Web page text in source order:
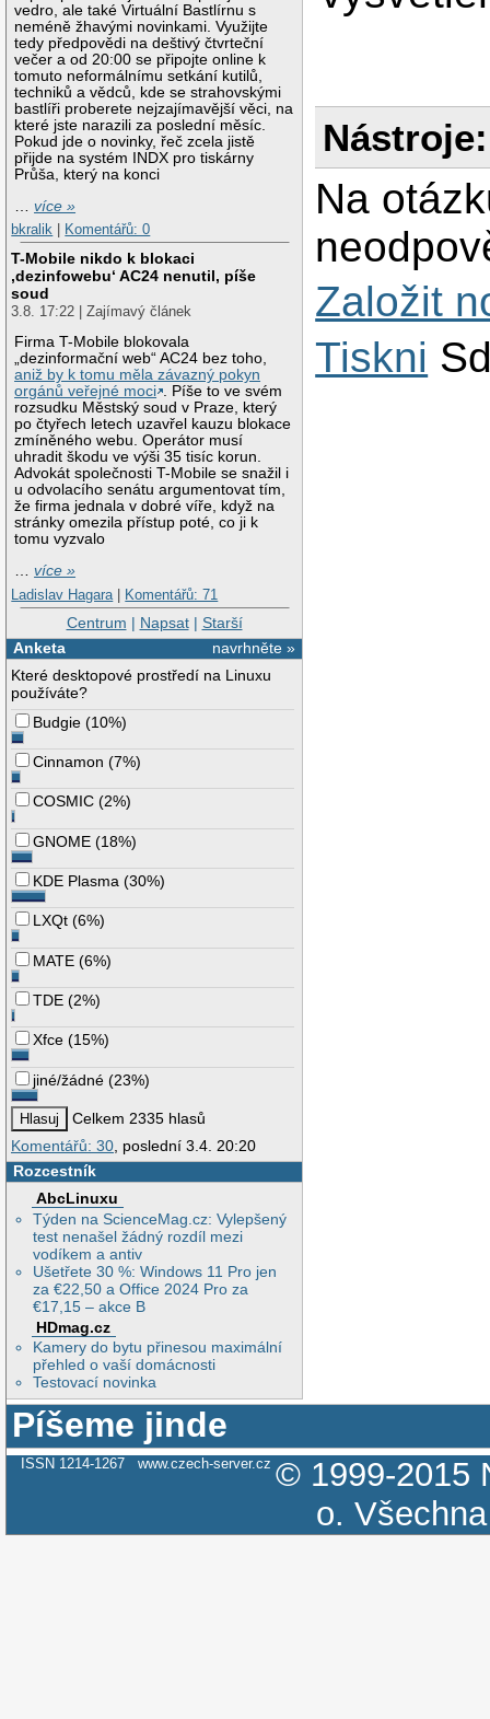
vedro, ale také Virtuální Bastlírnu s
neméně žhavými novinkami. Využijte
tedy předpovědi na deštivý čtvrteční
večer a od 20:00 se připojte online k
tomuto neformálnímu setkání kutilů,
techniků a vědců, kde se strahovskými
bastlíři proberete nejzajímavější věci, na
které jste narazili za poslední měsíc.
Pokud jde o novinky, řeč zcela jistě
přijde na systém INDX pro tiskárny
Průša, který na konci
…více »
bkralik
Komentářů: 0
T-Mobile nikdo k blokaci
‚dezinfowebu‘ AC24 nenutil, píše
soud
3.8. 17:22 | Zajímavý článek
Firma T-Mobile blokovala
„dezinformační web“ AC24 bez toho,
aniž by k tomu měla závazný pokyn
orgánů veřejné moci . Píše to ve svém
rozsudku Městský soud v Praze, který
po čtyřech letech uzavřel kauzu blokace
zmíněného webu. Operátor musí
uhradit škodu ve výši 35 tisíc korun.
Advokát společnosti T-Mobile se snažil i
u odvolacího senátu argumentovat tím,
že firma jednala v dobré víře, když na
stránky omezila přístup poté, co ji k
tomu vyzvalo
…více »
Ladislav Hagara | Komentářů: 71
Centrum | Napsat| Starší
navrhněte »
Anketa
Které desktopové prostředí na Linuxu
používáte?
Budgie (10%)
Cinnamon (7%)
COSMIC (2%)
GNOME (18%)
KDE Plasma (30%)
LXQt (6%)
MATE (6%)
TDE (2%)
Xfce (15%)
jiné/žádné (23%)
Celkem 2335 hlasů
Komentářů: 30, poslední 3.4. 20:20
Rozcestník
AbcLinuxu
Týden na ScienceMag.cz: Vylepšený
test nenašel žádný rozdíl mezi
vodíkem a antiv
Ušetřete 30 %: Windows 11 Pro jen
za €22,50 a Office 2024 Pro za
€17,15 – akce B
HDmag.cz
Kamery do bytu přinesou maximální
přehled o vaší domácnosti
Testovací novinka
Nástroje:
Na
Založit
Tiskni
Píšeme jinde
ISSN 1214-1267 www.czech-server.cz © 1999-2015
o.